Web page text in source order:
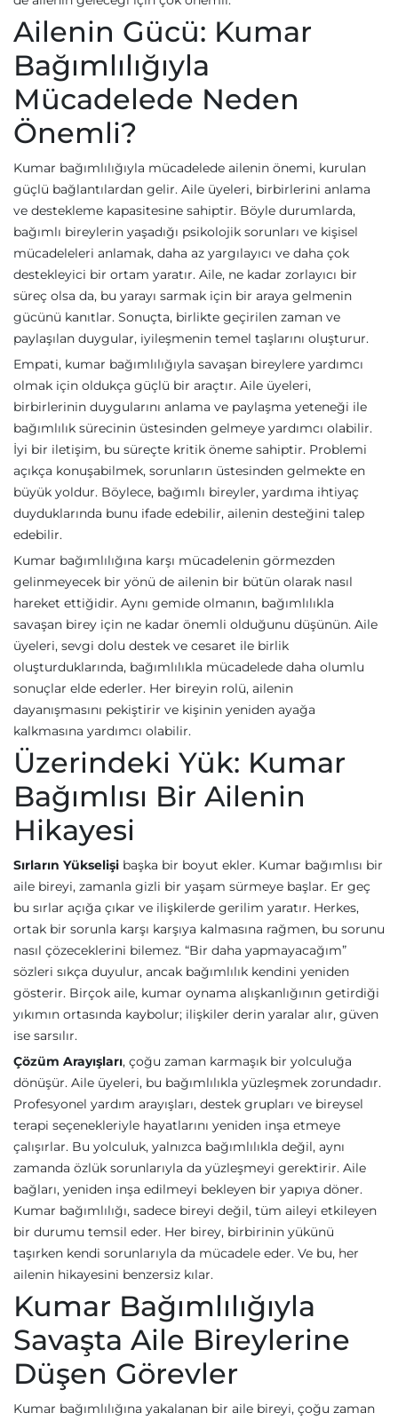
Ailenin Gücü: Kumar
Bağımlılığıyla
Mücadelede Neden
Önemli?
Kumar bağımlılığıyla mücadelede ailenin önemi, kurulan
güçlü bağlantılardan gelir. Aile üyeleri, birbirlerini anlama
ve destekleme kapasitesine sahiptir. Böyle durumlarda,
bağımlı bireylerin yaşadığı psikolojik sorunları ve kişisel
mücadeleleri anlamak, daha az yargılayıcı ve daha çok
destekleyici bir ortam yaratır. Aile, ne kadar zorlayıcı bir
süreç olsa da, bu yarayı sarmak için bir araya gelmenin
gücünü kanıtlar. Sonuçta, birlikte geçirilen zaman ve
paylaşılan duygular, iyileşmenin temel taşlarını oluşturur.
Empati, kumar bağımlılığıyla savaşan bireylere yardımcı
olmak için oldukça güçlü bir araçtır. Aile üyeleri,
birbirlerinin duygularını anlama ve paylaşma yeteneği ile
bağımlılık sürecinin üstesinden gelmeye yardımcı olabilir.
İyi bir iletişim, bu süreçte kritik öneme sahiptir. Problemi
açıkça konuşabilmek, sorunların üstesinden gelmekte en
büyük yoldur. Böylece, bağımlı bireyler, yardıma ihtiyaç
duyduklarında bunu ifade edebilir, ailenin desteğini talep
edebilir.
Kumar bağımlılığına karşı mücadelenin görmezden
gelinmeyecek bir yönü de ailenin bir bütün olarak nasıl
hareket ettiğidir. Aynı gemide olmanın, bağımlılıkla
savaşan birey için ne kadar önemli olduğunu düşünün. Aile
üyeleri, sevgi dolu destek ve cesaret ile birlik
oluşturduklarında, bağımlılıkla mücadelede daha olumlu
sonuçlar elde ederler. Her bireyin rolü, ailenin
dayanışmasını pekiştirir ve kişinin yeniden ayağa
kalkmasına yardımcı olabilir.
Üzerindeki Yük: Kumar
Bağımlısı Bir Ailenin
Hikayesi
Sırların Yükselişi başka bir boyut ekler. Kumar bağımlısı bir
aile bireyi, zamanla gizli bir yaşam sürmeye başlar. Er geç
bu sırlar açığa çıkar ve ilişkilerde gerilim yaratır. Herkes,
ortak bir sorunla karşı karşıya kalmasına rağmen, bu sorunu
nasıl çözeceklerini bilemez. “Bir daha yapmayacağım”
sözleri sıkça duyulur, ancak bağımlılık kendini yeniden
gösterir. Birçok aile, kumar oynama alışkanlığının getirdiği
yıkımın ortasında kaybolur; ilişkiler derin yaralar alır, güven
ise sarsılır.
Çözüm Arayışları, çoğu zaman karmaşık bir yolculuğa
dönüşür. Aile üyeleri, bu bağımlılıkla yüzleşmek zorundadır.
Profesyonel yardım arayışları, destek grupları ve bireysel
terapi seçenekleriyle hayatlarını yeniden inşa etmeye
çalışırlar. Bu yolculuk, yalnızca bağımlılıkla değil, aynı
zamanda özlük sorunlarıyla da yüzleşmeyi gerektirir. Aile
bağları, yeniden inşa edilmeyi bekleyen bir yapıya döner.
Kumar bağımlılığı, sadece bireyi değil, tüm aileyi etkileyen
bir durumu temsil eder. Her birey, birbirinin yükünü
taşırken kendi sorunlarıyla da mücadele eder. Ve bu, her
ailenin hikayesini benzersiz kılar.
Kumar Bağımlılığıyla
Savaşta Aile Bireylerine
Düşen Görevler
Kumar bağımlılığına yakalanan bir aile bireyi, çoğu zaman